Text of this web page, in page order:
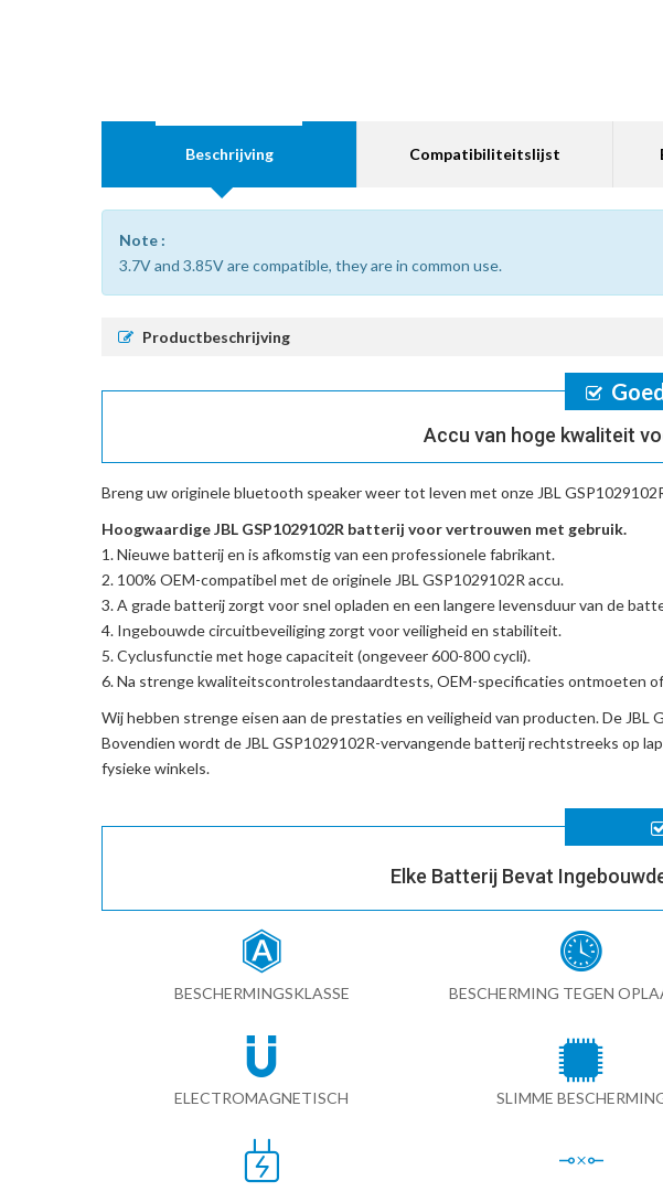
Beschrijving Compatibiliteitslijst
Note :
3.7V and 3.85V are compatible, they are in common use.
Productbeschrijving
Accu van hoge kwaliteit
Breng uw originele bluetooth speaker weer tot leven met onze JBL
Hoogwaardige JBL GSP1029102R batterij voor vertrouwen met gebruik.
Nieuwe batterij en is afkomstig van een professionele fabrikant.
100% OEM-compatibel met deoriginele JBL GSP1029102R accu.
A grade batterij zorgt voor snel opladen en een langere levensduur van de
Ingebouwde circuitbeveiliging zorgt voor veiligheid en stabiliteit.
Cyclusfunctie met hoge capaciteit (ongeveer 600-800 cycli).
Na strenge kwaliteitscontrolestandaardtests, OEM-specificaties ontmoeten
Wij hebben strenge eisen aan de prestaties en veiligheid van producten. De JBL
Bovendien wordt de JBL GSP1029102R-vervangende batterijrechtstreeks op
fysieke winkels.
Elke Batterij Bevat
BESCHERMINGSKLASSE BESCHERMING TEGEN
ELECTROMAGNETISCH SLIMME